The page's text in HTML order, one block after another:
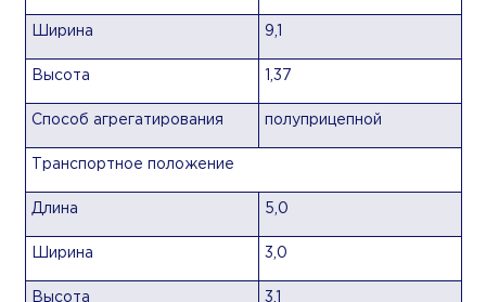
Ширина 9,1
Высота 1,37
Способ агрегатирования полуприцепной
Транспортное положение
Длина 5,0
Ширина 3,0
Высота 3,1